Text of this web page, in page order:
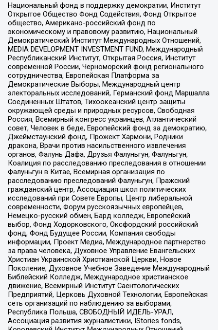
Национальный фонд в поддержку демократии, Институт
Открытое Общество Фонд Содействия, Фонд Открытое
общество, Американо-российский фонд по
экономическому и правовому развитию, Национальный
Демократический Институт Международных Отношений,
MEDIA DEVELOPMENT INVESTMENT FUND, Международный
Республиканский Институт, Открытая Россия, Институт
современной России, Черноморский фонд регионального
сотрудничества, Европейская Платформа за
Демократические Выборы, Международный центр
электоральных исследований, Германский фонд Маршалла
Соединенных Штатов, Тихоокеанский центр защиты
окружающей среды и природных ресурсов, Свободная
Россия, Всемирный конгресс украинцев, Атлантический
совет, Человек в беде, Европейский фонд за демократию,
Джеймстаунский фонд, Прожект Хармони, Родники
дракона, Врачи против насильственного извлечения
органов, Фалунь Дафа, Друзья Фалуньгун, Фалуньгун,
Коалиция по расследованию преследования в отношении
Фалуньгун в Китае, Всемирная организация по
расследованию преследований Фалуньгун, Пражский
гражданский центр, Ассоциация школ политических
исследований при Совете Европы, Центр либеральной
современности, Форум русскоязычных европейцев,
Немецко-русский обмен, Бард колледж, Европейский
выбор, Фонд Ходорковского, Оксфордский российский
фонд, Фонд Будущее России, Компания свободы
информации, Проект Медиа, Международное партнерство
за права человека, Духовное Управление Евангельских
Христиан Украинской Христианской Церкви, Новое
Поколение, Духовное Учебное Заведение Международный
Библейский Колледж, Международное христианское
движение, Всемирный Институт Саентологических
Предприятий, Церковь Духовной Технологии, Европейская
сеть организаций по наблюдению за выборами,
Республика Польша, СВОБОДНЫЙ ИДЕЛЬ-УРАЛ,
Ассоциация развития журналистики, IStories fonds,